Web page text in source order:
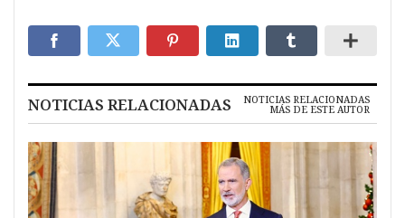
NOTICIAS RELACIONADAS NOTICIAS RELACIONADAS
MÁS DE ESTE AUTOR